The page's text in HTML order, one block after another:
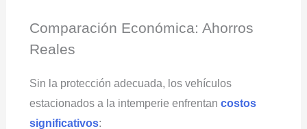
Comparación Económica: Ahorros
Reales
Sin la protección adecuada, los vehículos
estacionados a la intemperie enfrentan costos
significativos: